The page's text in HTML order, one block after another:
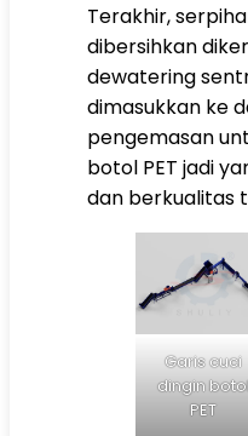
Terakhir,
dibersihkan
dewatering
dimasukkan ke
pengemasan
botol PET jadi
dan berkualitas
Garis cuci
dingin
PET